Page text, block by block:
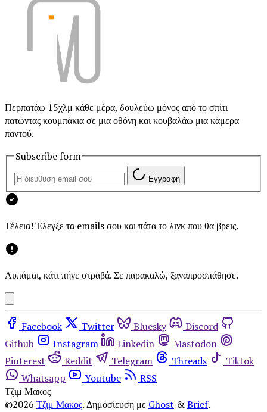
Περπατάω 15χλμ κάθε μέρα, δουλεύω μόνος από το σπίτι
πατώντας κουμπάκια σε μια οθόνη και κουβαλάω μια κάμερα
παντού.
Subscribe form
Εγγραφή
Τέλεια! Έλεγξε τα emails σου και πάτα το λινκ που θα βρεις.
Λυπάμαι, κάτι πήγε στραβά. Σε παρακαλώ, ξαναπροσπάθησε.
Facebook Twitter Bluesky
Discord
Github
Instagram Linkedin
Mastodon
Pinterest
Reddit Telegram Threads
Tiktok
Whatsapp
Youtube
RSS
Τζιμ Μακος
©2026 Τζιμ Μακος.Δημοσίευση με Ghost &Brief.